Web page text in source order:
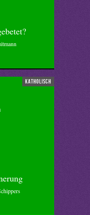
katholisch